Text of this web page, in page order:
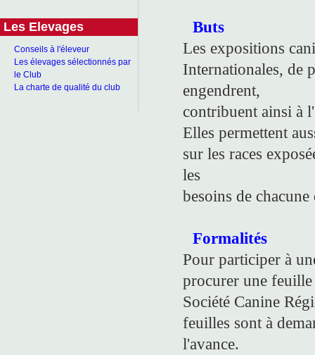
Les Elevages
Conseils à l'éleveur
Les élevages sélectionnés par
le Club
La charte de qualité du club
Buts
Les expositions
Internationales, de
engendrent,
contribuent ainsi à
Elles permettent
sur les races
les
besoins de chacune
Formalités
Pour participer à
procurer une feuille
Société Canine
feuilles sont à
l'avance.